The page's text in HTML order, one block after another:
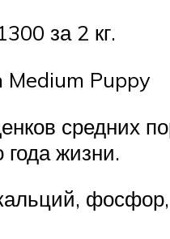
за 2 кг.
Medium Puppy
средних
года жизни.
фосфор,